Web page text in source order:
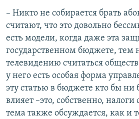
– Никто не собирается брать
считают, что это довольно
есть модели, когда даже эта
государственном бюджете, тем
телевидению считаться
у него есть особая форма
эту статью в бюджете кто бы ни
влияет –это, собственно,
тема также обсуждается, как и